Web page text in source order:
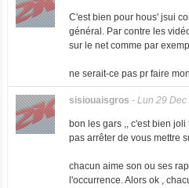
C'est bien pour hous' jsui
général. Par contre les
sur le net comme par
ne serait-ce pas pr faire
sisiouaisgros - Lun 29 Dec
bon les gars ,, c'est bien
pas arrêter de vous mettre
chacun aime son ou ses
l'occurrence. Alors ok ,